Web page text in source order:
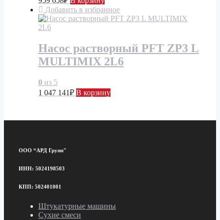
Добавить в избранное
Насос растворный PFT ZP3 L
MULTIMIX 2L6
0 из 5
1 047 141₽ В корзину
ООО “АРД Групп"
ИНН: 5024198503
КПП: 502401001
Штукатурные машины
Сухие смеси